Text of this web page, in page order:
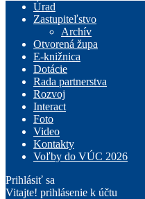
Úrad
Zastupiteľstvo
Archív
Otvorená župa
E-knižnica
Dotácie
Rada partnerstva
Rozvoj
Interact
Foto
Video
Kontakty
Voľby do VÚC 2026
Prihlásiť sa
Vitajte! prihlásenie k účtu